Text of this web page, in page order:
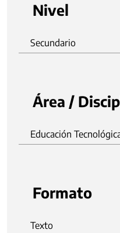
Nivel
Secundario
Área /
Educación
Formato
Texto